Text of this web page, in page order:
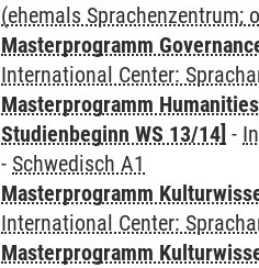
(ehemals Sprachenzentrum;
Masterprogramm
International Center:
Masterprogramm
Studienbeginn WS 13/14] -
- Schwedisch A1
Masterprogramm
International Center:
Masterprogramm